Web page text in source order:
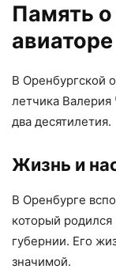
Память
авиаторе
В Оренбургской
летчика Валерия
два десятилетия.
Жизнь и
В Оренбурге
который
губернии. Его
значимой.